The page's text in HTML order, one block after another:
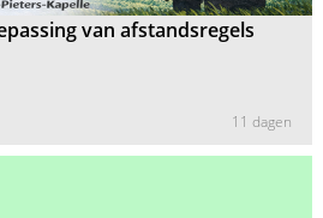
van afstandsregels
11 dagen